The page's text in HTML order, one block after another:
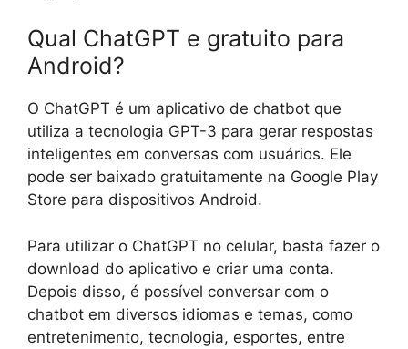
Qual ChatGPT e gratuito para
Android?
O ChatGPT é um aplicativo de chatbot que
utiliza a tecnologia GPT-3 para gerar respostas
inteligentes em conversas com usuários. Ele
pode ser baixado gratuitamente na Google Play
Store para dispositivos Android.
Para utilizar o ChatGPT no celular, basta fazer o
download do aplicativo e criar uma conta.
Depois disso, é possível conversar com o
chatbot em diversos idiomas e temas, como
entretenimento, tecnologia, esportes, entre